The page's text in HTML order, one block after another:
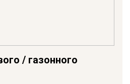
/ газонного